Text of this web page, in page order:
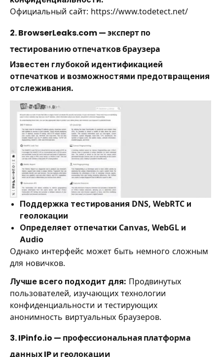
Официальный сайт: https://www.todetect.net/
2. BrowserLeaks.com — эксперт по
тестированию отпечатков браузера
Известен глубокой идентификацией
отпечатков и возможностями предотвращения
отслеживания.
Поддержка тестирования DNS, WebRTC и
геолокации
Определяет отпечатки Canvas, WebGL и
Audio
Однако интерфейс может быть немного сложным
для новичков.
Лучше всего подходит для: Продвинутых
пользователей, изучающих технологии
конфиденциальности и тестирующих
анонимность виртуальных браузеров.
3. IPinfo.io — профессиональная платформа
данных IP и геолокации